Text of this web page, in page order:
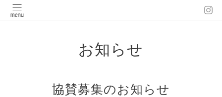
お知らせ
協賛募集のお知らせ